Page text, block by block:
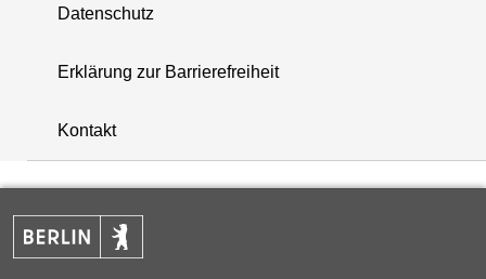
+
−
Datenschutz
Erklärung zur Barrierefreiheit
Kontakt